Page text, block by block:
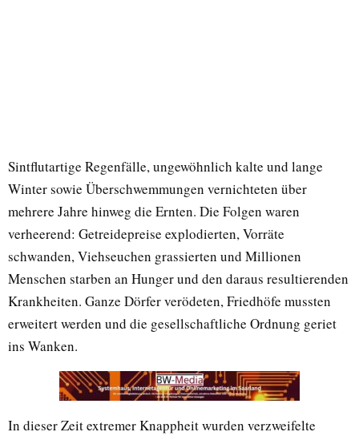
Sintflutartige Regenfälle, ungewöhnlich kalte und lange
Winter sowie Überschwemmungen vernichteten über
mehrere Jahre hinweg die Ernten. Die Folgen waren
verheerend: Getreidepreise explodierten, Vorräte
schwanden, Viehseuchen grassierten und Millionen
Menschen starben an Hunger und den daraus resultierenden
Krankheiten. Ganze Dörfer verödeten, Friedhöfe mussten
erweitert werden und die gesellschaftliche Ordnung geriet
ins Wanken.
In dieser Zeit extremer Knappheit wurden verzweifelte